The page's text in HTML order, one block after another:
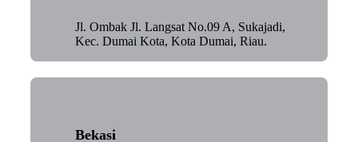
Jl. Ombak Jl. Langsat No.09 A, Sukajadi,
Kec. Dumai Kota, Kota Dumai, Riau.
Bekasi